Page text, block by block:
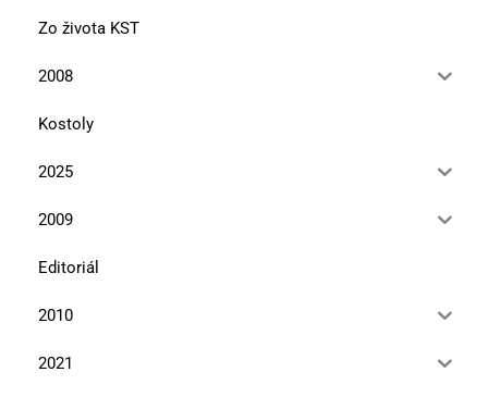
Zo života KST
2008
Kostoly
2025
2009
Editoriál
2010
2021